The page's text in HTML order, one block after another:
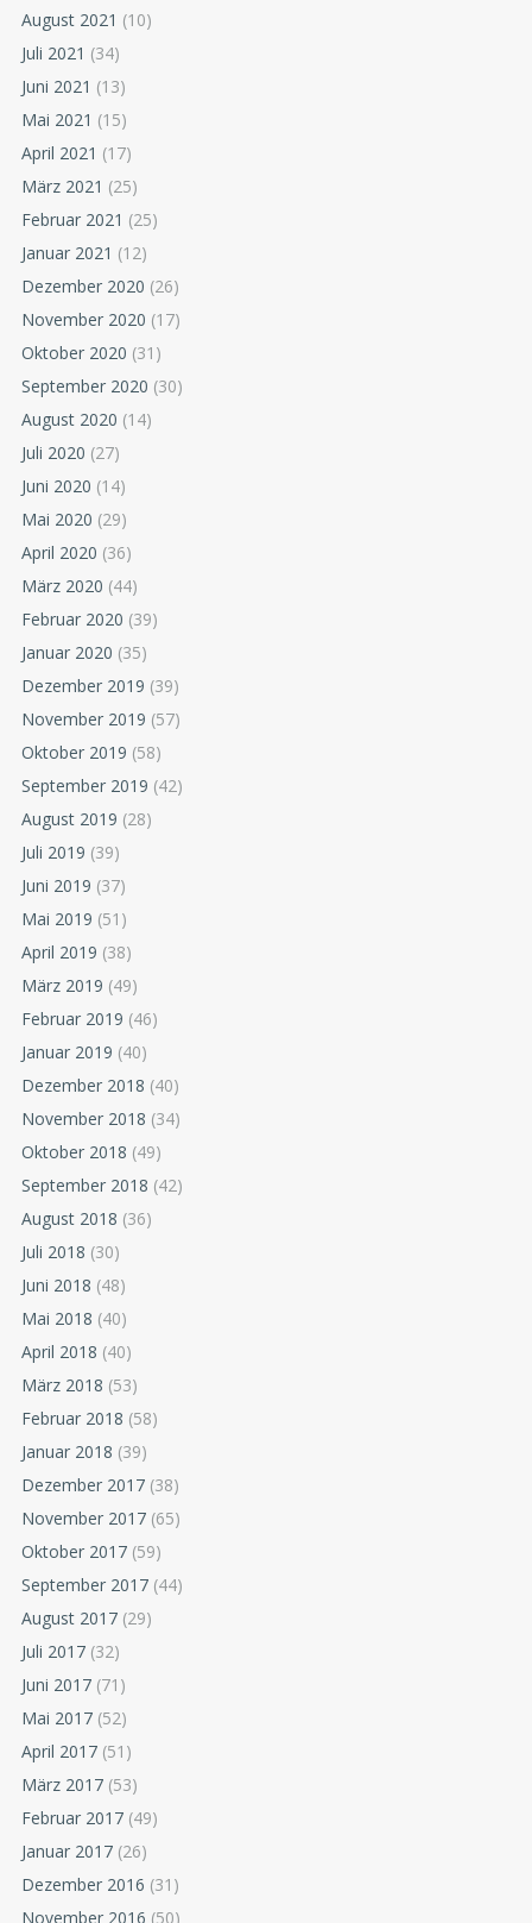
August 2021 (10)
Juli 2021 (34)
Juni 2021 (13)
Mai 2021 (15)
April 2021 (17)
März 2021 (25)
Februar 2021 (25)
Januar 2021 (12)
Dezember 2020 (26)
November 2020 (17)
Oktober 2020 (31)
September 2020 (30)
August 2020 (14)
Juli 2020 (27)
Juni 2020 (14)
Mai 2020 (29)
April 2020 (36)
März 2020 (44)
Februar 2020 (39)
Januar 2020 (35)
Dezember 2019 (39)
November 2019 (57)
Oktober 2019 (58)
September 2019 (42)
August 2019 (28)
Juli 2019 (39)
Juni 2019 (37)
Mai 2019 (51)
April 2019 (38)
März 2019 (49)
Februar 2019 (46)
Januar 2019 (40)
Dezember 2018 (40)
November 2018 (34)
Oktober 2018 (49)
September 2018 (42)
August 2018 (36)
Juli 2018 (30)
Juni 2018 (48)
Mai 2018 (40)
April 2018 (40)
März 2018 (53)
Februar 2018 (58)
Januar 2018 (39)
Dezember 2017 (38)
November 2017 (65)
Oktober 2017 (59)
September 2017 (44)
August 2017 (29)
Juli 2017 (32)
Juni 2017 (71)
Mai 2017 (52)
April 2017 (51)
März 2017 (53)
Februar 2017 (49)
Januar 2017 (26)
Dezember 2016 (31)
November 2016 (50)